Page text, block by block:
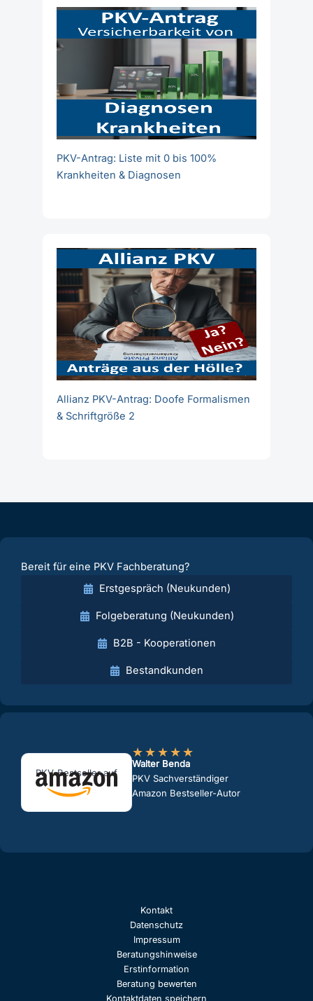
PKV-Antrag: Liste mit 0 bis 100%
Krankheiten & Diagnosen
Allianz PKV-Antrag: Doofe Formalismen
& Schriftgröße 2
Bereit für eine PKV Fachberatung?
Erstgespräch (Neukunden)
Folgeberatung (Neukunden)
B2B - Kooperationen
Bestandkunden
PKV-Bestseller auf
★★★★★
Walter Benda
PKV Sachverständiger
Amazon Bestseller-Autor
Kontakt
Datenschutz
Impressum
Beratungshinweise
Erstinformation
Beratung bewerten
Kontaktdaten speichern